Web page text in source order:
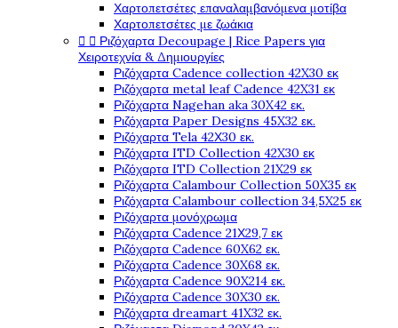
Χαρτοπετσέτες επαναλαμβανόμενα μοτίβα
Χαρτοπετσέτες με ζωάκια
  Ριζόχαρτα Decoupage | Rice Papers για
Χειροτεχνία & Δημιουργίες
Ριζόχαρτα Cadence collection 42X30 εκ
Ριζόχαρτα metal leaf Cadence 42X31 εκ
Ριζόχαρτα Nagehan aka 30X42 εκ.
Ριζόχαρτα Paper Designs 45X32 εκ.
Ριζόχαρτα Tela 42Χ30 εκ.
Ριζόχαρτα ITD Collection 42X30 εκ
Ριζόχαρτα ITD Collection 21X29 εκ
Ριζόχαρτα Calambour Collection 50X35 εκ
Ριζόχαρτα Calambour collection 34,5X25 εκ
Ριζόχαρτα μονόχρωμα
Ριζόχαρτα Cadence 21Χ29,7 εκ
Ριζόχαρτα Cadence 60X62 εκ.
Ριζόχαρτα Cadence 30X68 εκ.
Ριζόχαρτα Cadence 90X214 εκ.
Ριζόχαρτα Cadence 30X30 εκ.
Ριζόχαρτα dreamart 41X32 εκ.